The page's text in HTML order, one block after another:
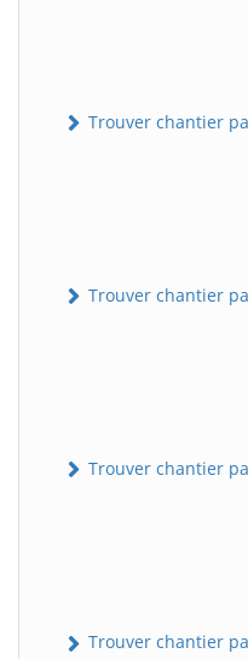
Trouver chantier
Trouver chantier
Trouver chantier
Trouver chantier